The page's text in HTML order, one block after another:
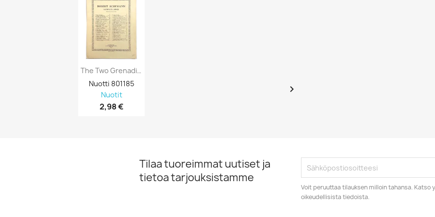
The Two Grenadiers: Robert Schumann Kansi...
Nuotti 801185
Nuotit
2,98 €
 
Tilaa tuoreimmat uutiset ja
tietoa tarjouksistamme
Voit peruuttaa tilauksen milloin tahansa. Katso
oikeudellisista tiedoista.